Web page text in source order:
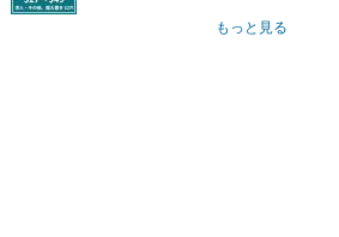
もっと見る